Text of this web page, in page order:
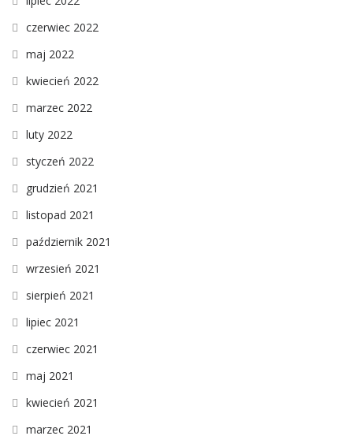
czerwiec 2022
maj 2022
kwiecień 2022
marzec 2022
luty 2022
styczeń 2022
grudzień 2021
listopad 2021
październik 2021
wrzesień 2021
sierpień 2021
lipiec 2021
czerwiec 2021
maj 2021
kwiecień 2021
marzec 2021